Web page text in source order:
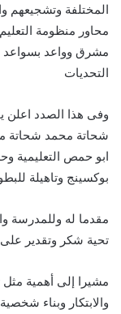
المختلفة وتشجيعهم
محاور منظومة
مشرق وواعد بسواعد
التحديات
وفى هذا الصدد اعلن
شحاتة محمد شحاتة
ابو حمص التعليمية
بوكسينج وتاهيلة للبطولة
مقدما له وللمدرسة
تحية شكر وتقدير على
مشيرا إلى أهمية مثل
والابتكار وبناء